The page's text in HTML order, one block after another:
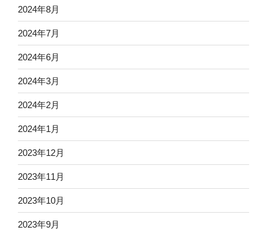
2024年8月
2024年7月
2024年6月
2024年3月
2024年2月
2024年1月
2023年12月
2023年11月
2023年10月
2023年9月